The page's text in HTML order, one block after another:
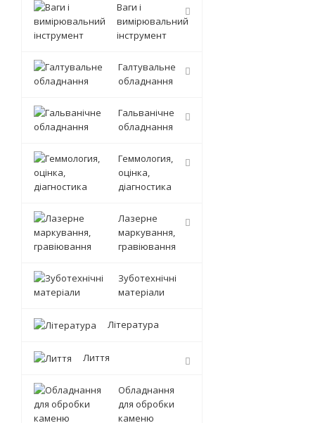
Ваги і
вимірювальний
інструмент
Галтувальне
обладнання
Гальванічне
обладнання
Геммология,
оцінка,
діагностика
Лазерне
маркування,
гравіювання
Зуботехнічні
матеріали
Література
Лиття
Обладнання
для обробки
каменю